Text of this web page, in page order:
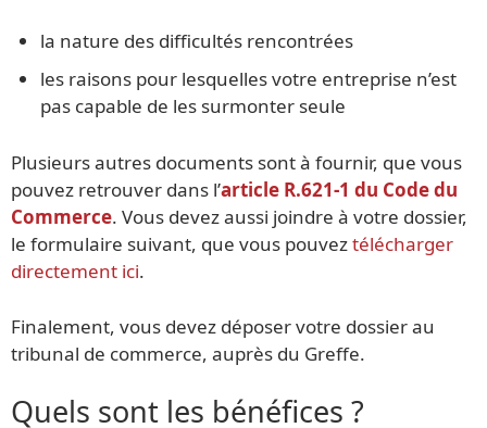
la nature des difficultés rencontrées
les raisons pour lesquelles votre entreprise n’est
pas capable de les surmonter seule
Plusieurs autres documents sont à fournir, que vous
pouvez retrouver dans l’article R.621-1 du Code du
Commerce. Vous devez aussi joindre à votre dossier,
le formulaire suivant, que vous pouveztélécharger
directement ici.
Finalement, vous devez déposer votre dossier au
tribunal de commerce, auprès du Greffe.
Quels sont les bénéfices ?